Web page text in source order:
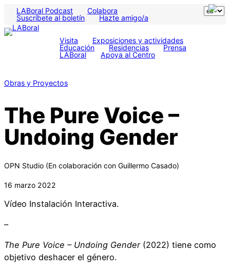
LABoral Podcast
Colabora
Suscríbete al boletín
Hazte amigo/a
Visita
Exposiciones y actividades
Educación
Residencias
Prensa
LABoral
Apoya al Centro
Obras y Proyectos
The Pure Voice –
Undoing Gender
OPN Studio (En colaboración con Guillermo Casado)
16 marzo 2022
Vídeo Instalación Interactiva.
–
The Pure Voice – Undoing Gender(2022) tiene como
objetivo deshacer el género.